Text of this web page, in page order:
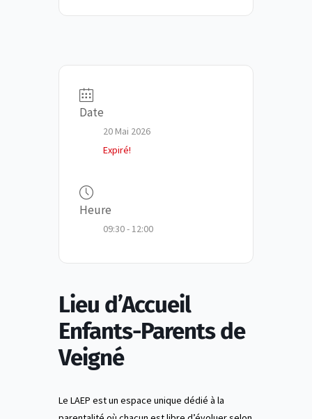
Date
20 Mai 2026
Expiré!
Heure
09:30 - 12:00
Lieu d’Accueil
Enfants-Parents de
Veigné
Le LAEP est un espace unique dédié à la